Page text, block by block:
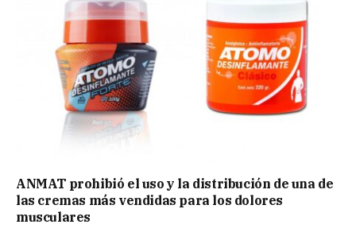
ANMAT prohibió el uso y la distribución de una de
las cremas más vendidas para los dolores
musculares